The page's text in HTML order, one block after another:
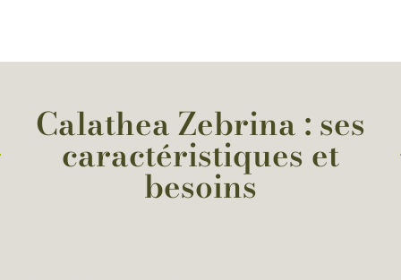
Calathea Zebrina : ses
caractéristiques et
besoins